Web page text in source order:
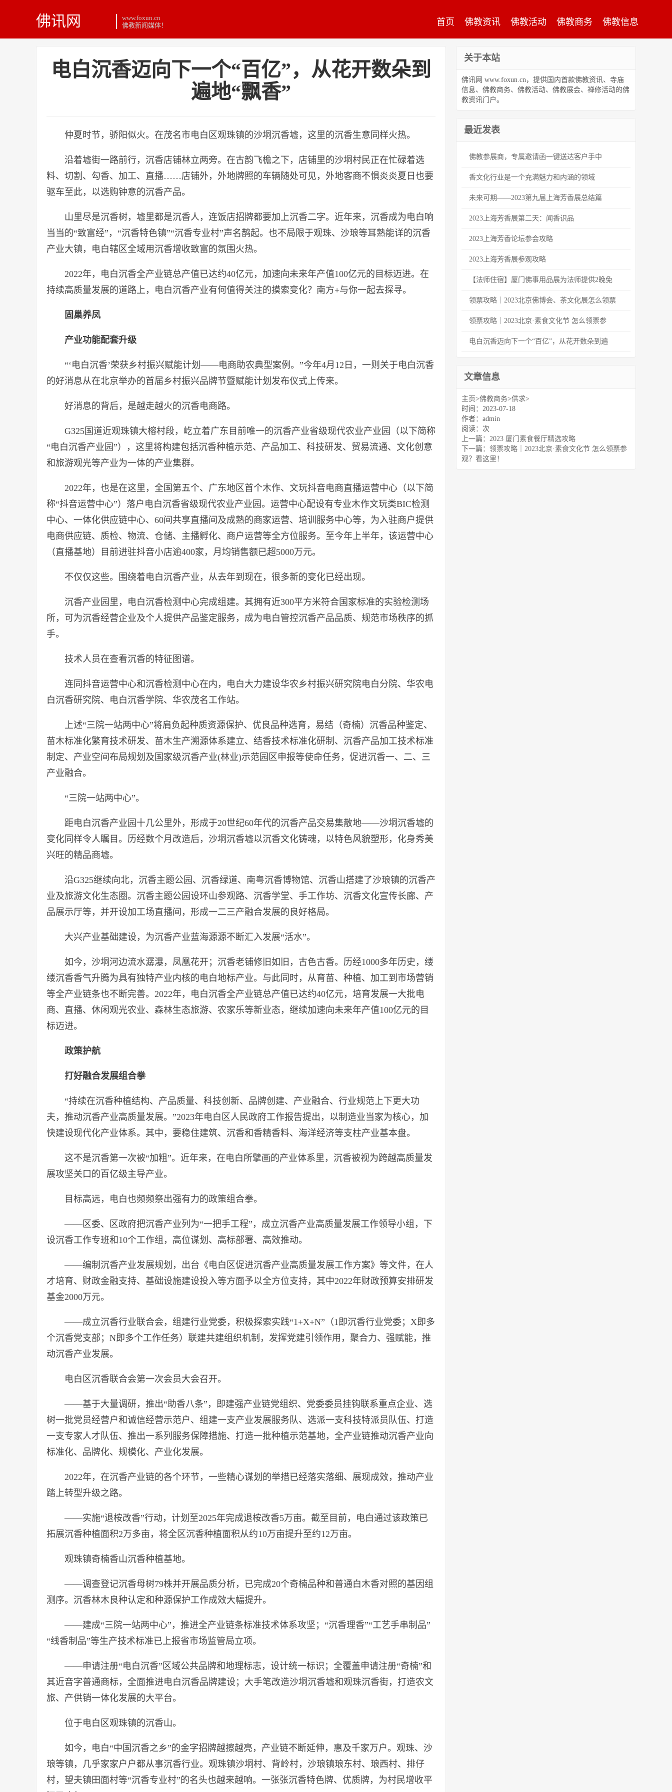
佛讯网
www.foxun.cn
佛教新闻媒体！
首页 佛教资讯 佛教活动 佛教商务 佛教信息
电白沉香迈向下一个“百亿”，从花开数朵到
遍地“飘香”
仲夏时节，骄阳似火。在茂名市电白区观珠镇的沙垌沉香墟，这里的沉香生意同样火热。
沿着墟街一路前行，沉香店铺林立两旁。在古韵飞檐之下，店铺里的沙垌村民正在忙碌着选
料、切割、勾香、加工、直播……店铺外，外地牌照的车辆随处可见，外地客商不惧炎炎夏日也要
驱车至此，以选购钟意的沉香产品。
山里尽是沉香树，墟里都是沉香人，连饭店招牌都要加上沉香二字。近年来，沉香成为电白响
当当的“致富经”，“沉香特色镇”“沉香专业村”声名鹊起。也不局限于观珠、沙琅等耳熟能详的沉香
产业大镇，电白辖区全域用沉香增收致富的氛围火热。
2022年，电白沉香全产业链总产值已达约40亿元，加速向未来年产值100亿元的目标迈进。在
持续高质量发展的道路上，电白沉香产业有何值得关注的摸索变化？南方+与你一起去探寻。
固巢养凤
产业功能配套升级
“‘电白沉香’荣获乡村振兴赋能计划——电商助农典型案例。”今年4月12日，一则关于电白沉香
的好消息从在北京举办的首届乡村振兴品牌节暨赋能计划发布仪式上传来。
好消息的背后，是越走越火的沉香电商路。
G325国道近观珠镇大榕村段，屹立着广东目前唯一的沉香产业省级现代农业产业园（以下简称
“电白沉香产业园”），这里将构建包括沉香种植示范、产品加工、科技研发、贸易流通、文化创意
和旅游观光等产业为一体的产业集群。
2022年，也是在这里，全国第五个、广东地区首个木作、文玩抖音电商直播运营中心（以下简
称“抖音运营中心”）落户电白沉香省级现代农业产业园。运营中心配设有专业木作文玩类BIC检测
中心、一体化供应链中心、60间共享直播间及成熟的商家运营、培训服务中心等，为入驻商户提供
电商供应链、质检、物流、仓储、主播孵化、商户运营等全方位服务。至今年上半年，该运营中心
（直播基地）目前进驻抖音小店逾400家，月均销售额已超5000万元。
不仅仅这些。围绕着电白沉香产业，从去年到现在，很多新的变化已经出现。
沉香产业园里，电白沉香检测中心完成组建。其拥有近300平方米符合国家标准的实验检测场
所，可为沉香经营企业及个人提供产品鉴定服务，成为电白管控沉香产品品质、规范市场秩序的抓
手。
技术人员在查看沉香的特征图谱。
连同抖音运营中心和沉香检测中心在内，电白大力建设华农乡村振兴研究院电白分院、华农电
白沉香研究院、电白沉香学院、华农茂名工作站。
上述“三院一站两中心”将肩负起种质资源保护、优良品种选育，易结（奇楠）沉香品种鉴定、
苗木标准化繁育技术研发、苗木生产溯源体系建立、结香技术标准化研制、沉香产品加工技术标准
制定、产业空间布局规划及国家级沉香产业(林业)示范园区申报等使命任务，促进沉香一、二、三
产业融合。
“三院一站两中心”。
距电白沉香产业园十几公里外，形成于20世纪60年代的沉香产品交易集散地——沙垌沉香墟的
变化同样令人瞩目。历经数个月改造后，沙垌沉香墟以沉香文化铸魂，以特色风貌塑形，化身秀美
兴旺的精品商墟。
沿G325继续向北，沉香主题公园、沉香绿道、南粤沉香博物馆、沉香山搭建了沙琅镇的沉香产
业及旅游文化生态圈。沉香主题公园设环山参观路、沉香学堂、手工作坊、沉香文化宣传长廊、产
品展示厅等，并开设加工场直播间，形成一二三产融合发展的良好格局。
大兴产业基础建设，为沉香产业蓝海源源不断汇入发展“活水”。
如今，沙垌河边流水潺瀑，凤凰花开；沉香老铺修旧如旧，古色古香。历经1000多年历史，缕
缕沉香香气升腾为具有独特产业内核的电白地标产业。与此同时，从育苗、种植、加工到市场营销
等全产业链条也不断完善。2022年，电白沉香全产业链总产值已达约40亿元，培育发展一大批电
商、直播、休闲观光农业、森林生态旅游、农家乐等新业态，继续加速向未来年产值100亿元的目
标迈进。
政策护航
打好融合发展组合拳
“持续在沉香种植结构、产品质量、科技创新、品牌创建、产业融合、行业规范上下更大功
夫，推动沉香产业高质量发展。”2023年电白区人民政府工作报告提出，以制造业当家为核心，加
快建设现代化产业体系。其中，要稳住建筑、沉香和香精香料、海洋经济等支柱产业基本盘。
这不是沉香第一次被“加粗”。近年来，在电白所擘画的产业体系里，沉香被视为跨越高质量发
展攻坚关口的百亿级主导产业。
目标高远，电白也频频祭出强有力的政策组合拳。
——区委、区政府把沉香产业列为“一把手工程”，成立沉香产业高质量发展工作领导小组，下
设沉香工作专班和10个工作组，高位谋划、高标部署、高效推动。
——编制沉香产业发展规划，出台《电白区促进沉香产业高质量发展工作方案》等文件，在人
才培育、财政金融支持、基础设施建设投入等方面予以全方位支持，其中2022年财政预算安排研发
基金2000万元。
——成立沉香行业联合会，组建行业党委，积极探索实践“1+X+N”（1即沉香行业党委；X即多
个沉香党支部；N即多个工作任务）联建共建组织机制，发挥党建引领作用，聚合力、强赋能，推
动沉香产业发展。
电白区沉香联合会第一次会员大会召开。
——基于大量调研，推出“助香八条”，即建强产业链党组织、党委委员挂钩联系重点企业、选
树一批党员经营户和诚信经营示范户、组建一支产业发展服务队、选派一支科技特派员队伍、打造
一支专家人才队伍、推出一系列服务保障措施、打造一批种植示范基地，全产业链推动沉香产业向
标准化、品牌化、规模化、产业化发展。
2022年，在沉香产业链的各个环节，一些精心谋划的举措已经落实落细、展现成效，推动产业
踏上转型升级之路。
——实施“退桉改香”行动，计划至2025年完成退桉改香5万亩。截至目前，电白通过该政策已
拓展沉香种植面积2万多亩，将全区沉香种植面积从约10万亩提升至约12万亩。
观珠镇奇楠香山沉香种植基地。
——调查登记沉香母树79株并开展品质分析，已完成20个奇楠品种和普通白木香对照的基因组
测序。沉香林木良种认定和种源保护工作成效大幅提升。
——建成“三院一站两中心”，推进全产业链条标准技术体系攻坚；“沉香理香”“工艺手串制品”
“线香制品”等生产技术标准已上报省市场监管局立项。
——申请注册“电白沉香”区域公共品牌和地理标志，设计统一标识；全覆盖申请注册“奇楠”和
其近音字普通商标，全面推进电白沉香品牌建设；大手笔改造沙垌沉香墟和观珠沉香街，打造农文
旅、产供销一体化发展的大平台。
位于电白区观珠镇的沉香山。
如今，电白“中国沉香之乡”的金字招牌越擦越亮，产业链不断延伸，惠及千家万户。观珠、沙
琅等镇，几乎家家户户都从事沉香行业。观珠镇沙垌村、背岭村，沙琅镇琅东村、琅西村、排仔
村，望夫镇田面村等“沉香专业村”的名头也越来越响。一张张沉香特色牌、优质牌，为村民增收平
关于本站
佛讯网 www.foxun.cn，提供国内首款佛教资讯、寺庙
信息、佛教商务、佛教活动、佛教展会、禅修活动的佛
教资讯门户。
最近发表
佛教参展商，专属邀请函一键送达客户手中
香文化行业是一个充满魅力和内涵的领域
未来可期——2023第九届上海芳香展总结篇
2023上海芳香展第二天：闻香识品
2023上海芳香论坛参会攻略
2023上海芳香展参观攻略
【法师住宿】厦门佛事用品展为法师提供2晚免
领票攻略｜2023北京佛博会、茶文化展怎么领票
领票攻略｜2023北京·素食文化节 怎么领票参
电白沉香迈向下一个“百亿”，从花开数朵到遍
文章信息
主页>佛教商务>供求>
时间：2023-07-18
作者：admin
阅读： 次
上一篇： 2023 厦门素食餐厅精选攻略
下一篇： 领票攻略｜2023北京·素食文化节 怎么领票参
观？看这里！